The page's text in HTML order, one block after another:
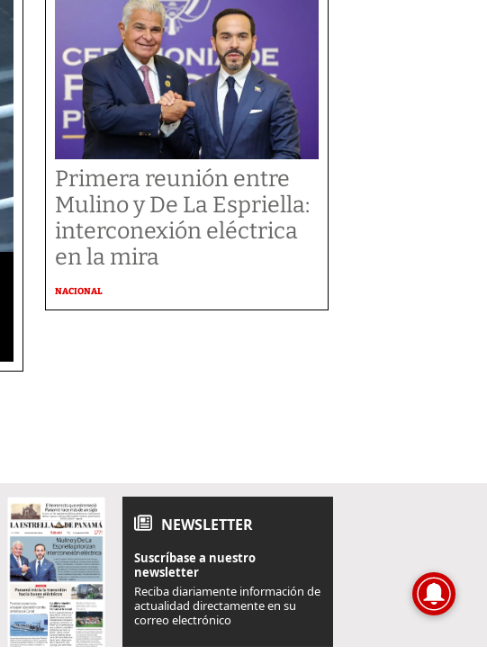
Primera reunión entre
Mulino y De La Espriella:
interconexión eléctrica
en la mira
NACIONAL
NEWSLETTER
Suscríbase a nuestro
newsletter
Reciba diariamente información de
actualidad directamente en su
correo electrónico